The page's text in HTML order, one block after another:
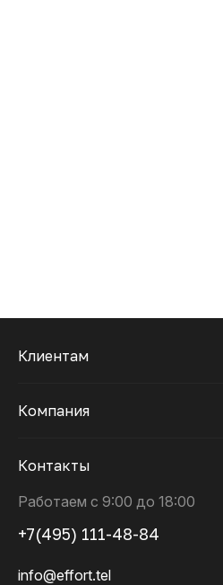
Клиентам
Компания
Контакты
Работаем с 9:00 до 18:00
+7(495) 111-48-84
info@effort.tel